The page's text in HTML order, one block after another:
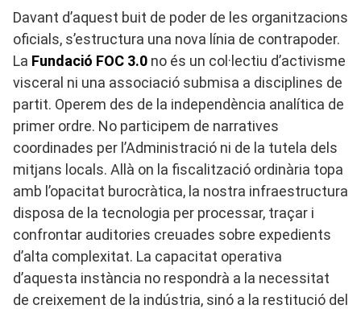
Davant d’aquest buit de poder de les organitzacions
oficials, s’estructura una nova línia de contrapoder.
La Fundació FOC 3.0 no és un col·lectiu d’activisme
visceral ni una associació submisa a disciplines de
partit. Operem des de la independència analítica de
primer ordre. No participem de narratives
coordinades per l’Administració ni de la tutela dels
mitjans locals. Allà on la fiscalització ordinària topa
amb l’opacitat burocràtica, la nostra infraestructura
disposa de la tecnologia per processar, traçar i
confrontar auditories creuades sobre expedients
d’alta complexitat. La capacitat operativa
d’aquesta instància no respondrà a la necessitat
de creixement de la indústria, sinó a la restitució del